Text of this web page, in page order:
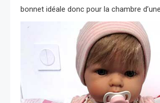
bonnet idéale donc pour la chambre